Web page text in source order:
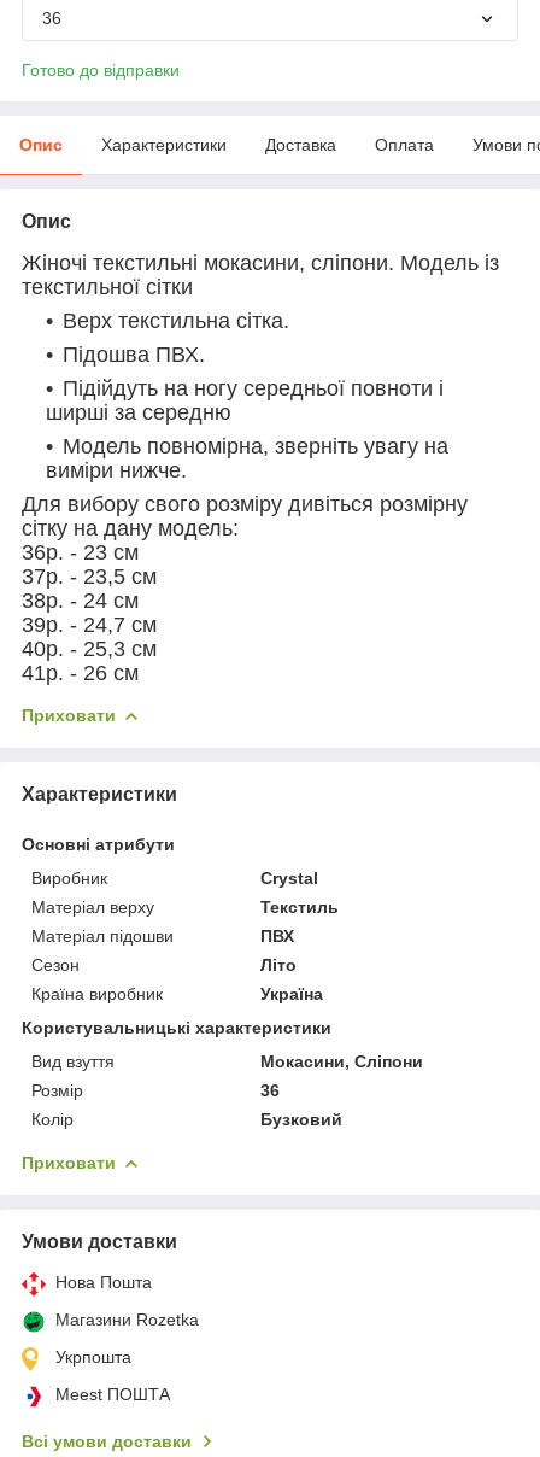
36
Готово до відправки
Опис Характеристики Доставка Оплата Умови
Опис
Жіночі текстильні мокасини, сліпони. Модель із
текстильної сітки
Верх текстильна сітка.
Підошва ПВХ.
Підійдуть на ногу середньої повноти і
ширші за середню
Модель повномірна, зверніть увагу на
виміри нижче.
Для вибору свого розміру дивіться розмірну
сітку на дану модель:
36р. - 23 см
37р. - 23,5 см
38р. - 24 см
39р. - 24,7 см
40р. - 25,3 см
41р. - 26 см
Приховати
Характеристики
Основні атрибути
Виробник
Crystal
Матеріал верху
Текстиль
Матеріал підошви
ПВХ
Сезон
Літо
Країна виробник
Україна
Користувальницькі характеристики
Вид взуття
Мокасини, Сліпони
Розмір
36
Колір
Бузковий
Приховати
Умови доставки
Нова Пошта
Магазини Rozetka
Укрпошта
Meest ПОШТА
Всі умови доставки